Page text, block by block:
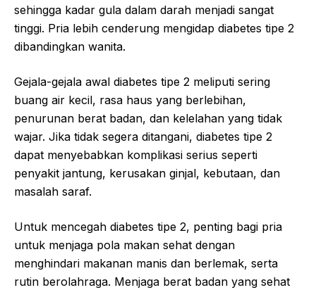
sehingga kadar gula dalam darah menjadi sangat
tinggi. Pria lebih cenderung mengidap diabetes tipe 2
dibandingkan wanita.
Gejala-gejala awal diabetes tipe 2 meliputi sering
buang air kecil, rasa haus yang berlebihan,
penurunan berat badan, dan kelelahan yang tidak
wajar. Jika tidak segera ditangani, diabetes tipe 2
dapat menyebabkan komplikasi serius seperti
penyakit jantung, kerusakan ginjal, kebutaan, dan
masalah saraf.
Untuk mencegah diabetes tipe 2, penting bagi pria
untuk menjaga pola makan sehat dengan
menghindari makanan manis dan berlemak, serta
rutin berolahraga. Menjaga berat badan yang sehat